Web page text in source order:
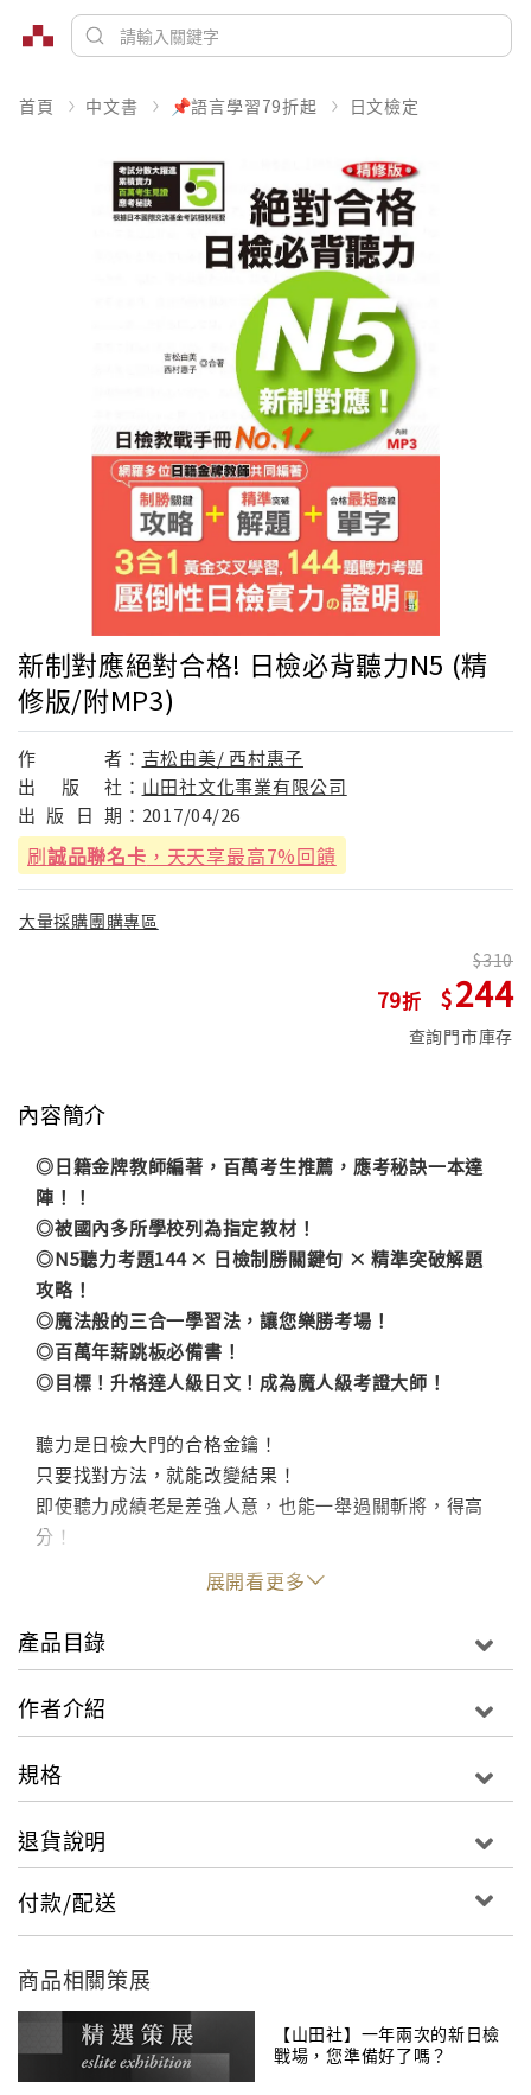
首頁 中文書 📌語言學習79折起 日文檢定
新制對應絕對合格! 日檢必背聽力N5 (精
修版/附MP3)
作 者： 吉松由美/ 西村惠子
出
版 社： 山田社文化事業有限公司
出 版 日 期： 2017/04/26
刷誠品聯名卡 ，天天享最高7%回饋
大量採購團購專區
79
310
244
查詢門市庫存
內容簡介
◎日籍金牌教師編著，百萬考生推薦，應考秘訣一本達
陣！！
◎被國內多所學校列為指定教材！
◎N5聽力考題144 × 日檢制勝關鍵句 × 精準突破解題
攻略！
◎魔法般的三合一學習法，讓您樂勝考場！
◎百萬年薪跳板必備書！
◎目標！升格達人級日文！成為魔人級考證大師！
聽力是日檢大門的合格金鑰！
只要找對方法，就能改變結果！
即使聽力成績老是差強人意，也能一舉過關斬將，得高
分！
為什麼每次考試總是因為聽力而以失敗告終！
為什麼做了那麼多練習，考試還是鴨子聽雷？
為什麼總是找不到一本適合自己的聽力書？
您有以上的疑問嗎？
分數比重最高的可是「聽力」！日檢志得高分，聽力是
般的技巧找到方向，馬上聽到最關鍵的那一句！一本適
合自己的聽力書可以少走很多冤枉路，從崩潰到得高
分。
本書五大特色，內容精修，全新編排，讓您讀得方便，
學的更有效率！聽力成績拿高標，就能縮短日檢合格距
離，成為日檢聽力高手！
展開看更多
產品目錄
作者介紹
規格
退貨說明
付款/配送
商品相關策展
【山田社】一年兩次的新日檢
戰場，您準備好了嗎？